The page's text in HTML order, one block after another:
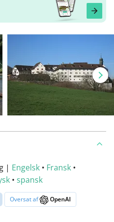
| Engelsk • Fransk •
• spansk
Oversat af OpenAI